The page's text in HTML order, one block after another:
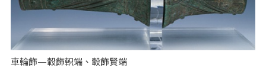
車輪飾—轂飾軹端、轂飾賢端